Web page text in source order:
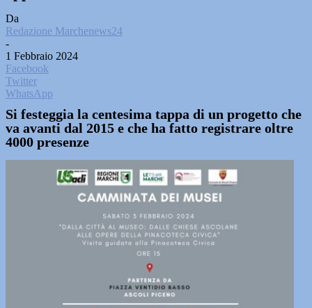
Da
Redazione Marchenews24
-
1 Febbraio 2024
Facebook
Twitter
WhatsApp
Si festeggia la centesima tappa di un progetto che
va avanti dal 2015 e che ha fatto registrare oltre
4000 presenze